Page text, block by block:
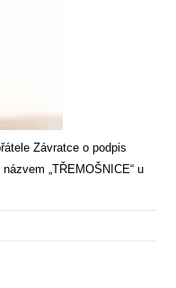
Závratce o podpis
„TŘEMOŠNICE“ u